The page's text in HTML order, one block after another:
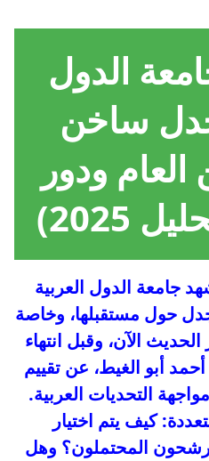
الدول
جدل ساخن
ودور
2025)
جامعة الدول العربية
حول مستقبلها، وخاصة
الآن، وقبل انتهاء
أحمد أبو الغيط، عن تقييم
التحديات العربية.
كيف يتم اختيار
المحتملون؟ وهل